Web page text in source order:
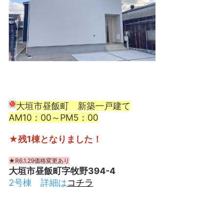
大垣市昼飯町 新築一戸建て
AM10：00～PM5：00
★残1棟となりました！
★R6.1.29価格変更あり
大垣市昼飯町字牧野394-4
2号棟 詳細はコチラ